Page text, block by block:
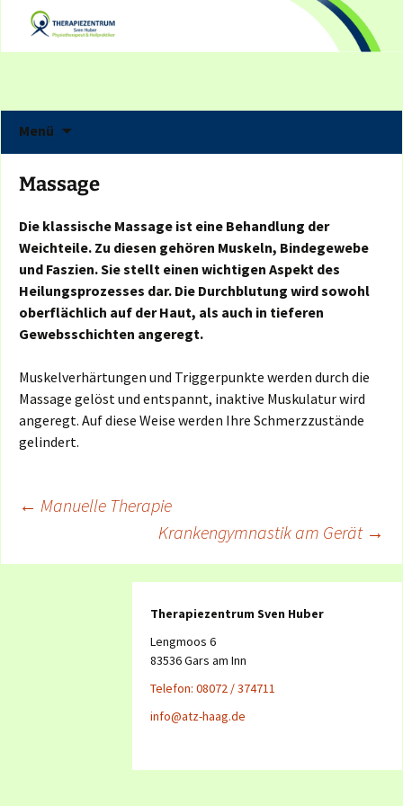
Inhalt
springen
Ambulantes
Therapiezentrum Haag
Menü
Massage
Die klassische Massage ist eine Behandlung der
Weichteile. Zu diesen gehören Muskeln, Bindegewebe
und Faszien. Sie stellt einen wichtigen Aspekt des
Heilungsprozesses dar. Die Durchblutung wird sowohl
oberflächlich auf der Haut, als auch in tieferen
Gewebsschichten angeregt.
Muskelverhärtungen und Triggerpunkte werden durch die
Massage gelöst und entspannt, inaktive Muskulatur wird
angeregt. Auf diese Weise werden Ihre Schmerzzustände
gelindert.
Beitragsnavigation
← Manuelle Therapie
Krankengymnastik am Gerät →
Therapiezentrum Sven Huber
Lengmoos 6
83536Gars am Inn
Telefon: 08072 / 374711
info@atz-haag.de